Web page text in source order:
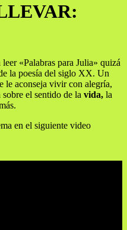
«Palabras para Julia» quizá
la poesía del siglo XX. Un
le aconseja vivir con alegría,
el sentido de la vida, la
en el siguiente video